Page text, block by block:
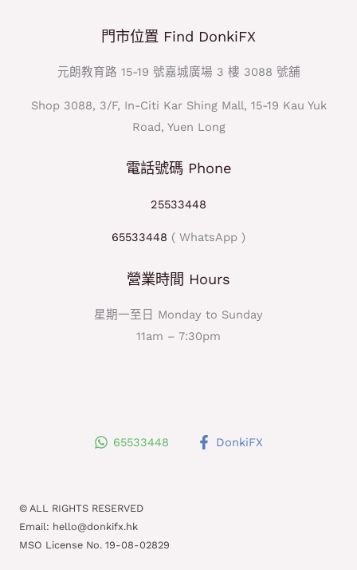
門市位置 Find DonkiFX
元朗教育路 15-19 號嘉城廣場 3 樓 3088 號舖
Shop 3088, 3/F, In-Citi Kar Shing Mall, 15-19 Kau Yuk
Road, Yuen Long
電話號碼 Phone
25533448
65533448 ( WhatsApp )
營業時間 Hours
星期一至日 Monday to Sunday
11am – 7:30pm
65533448 DonkiFX
© ALL RIGHTS RESERVED
Email: hello@donkifx.hk
MSO License No. 19-08-02829